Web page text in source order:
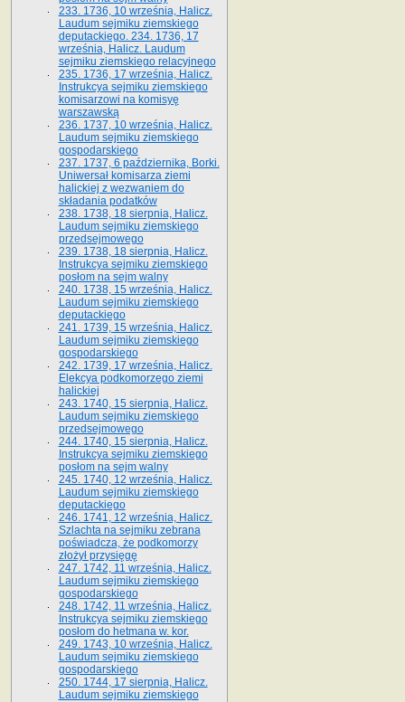
233. 1736, 10 września, Halicz.
Laudum sejmiku ziemskiego
deputackiego. 234. 1736, 17
września, Halicz. Laudum
sejmiku ziemskiego relacyjnego
235. 1736, 17 września, Halicz.
Instrukcya sejmiku ziemskiego
komisarzowi na komisyę
warszawską
236. 1737, 10 września, Halicz.
Laudum sejmiku ziemskiego
gospodarskiego
237. 1737, 6 października, Borki.
Uniwersał komisarza ziemi
halickiej z wezwaniem do
składania podatków
238. 1738, 18 sierpnia, Halicz.
Laudum sejmiku ziemskiego
przedsejmowego
239. 1738, 18 sierpnia, Halicz.
Instrukcya sejmiku ziemskiego
posłom na sejm walny
240. 1738, 15 września, Halicz.
Laudum sejmiku ziemskiego
deputackiego
241. 1739, 15 września, Halicz.
Laudum sejmiku ziemskiego
gospodarskiego
242. 1739, 17 września, Halicz.
Elekcya podkomorzego ziemi
halickiej
243. 1740, 15 sierpnia, Halicz.
Laudum sejmiku ziemskiego
przedsejmowego
244. 1740, 15 sierpnia, Halicz.
Instrukcya sejmiku ziemskiego
posłom na sejm walny
245. 1740, 12 września, Halicz.
Laudum sejmiku ziemskiego
deputackiego
246. 1741, 12 września, Halicz.
Szlachta na sejmiku zebrana
poświadcza, że podkomorzy
złożył przysięgę
247. 1742, 11 września, Halicz.
Laudum sejmiku ziemskiego
gospodarskiego
248. 1742, 11 września, Halicz.
Instrukcya sejmiku ziemskiego
posłom do hetmana w. kor.
249. 1743, 10 września, Halicz.
Laudum sejmiku ziemskiego
gospodarskiego
250. 1744, 17 sierpnia, Halicz.
Laudum sejmiku ziemskiego